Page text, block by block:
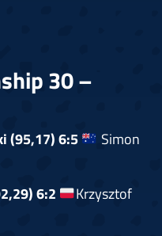
30 –
(95,17) 6:5
Simon
6:2
Krzysztof